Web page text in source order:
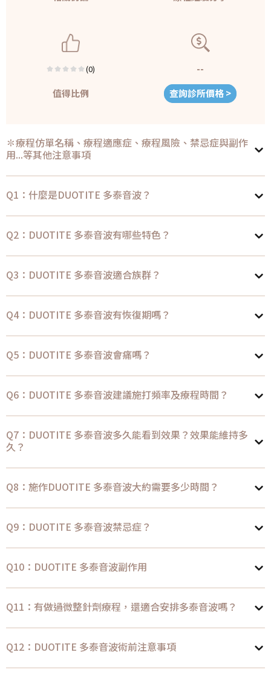
(0)
值得比例
--
查詢診所價格 >
✽療程仿單名稱、療程適應症、療程風險、禁忌症與副作
用...等其他注意事項
Q1：什麼是DUOTITE 多泰音波？
Q2：DUOTITE 多泰音波有哪些特色？
Q3：DUOTITE 多泰音波適合族群？
Q4：DUOTITE 多泰音波有恢復期嗎？
Q5：DUOTITE 多泰音波會痛嗎？
Q6：DUOTITE 多泰音波建議施打頻率及療程時間？
Q7：DUOTITE 多泰音波多久能看到效果？效果能維持多
久？
Q8：施作DUOTITE 多泰音波大約需要多少時間？
Q9：DUOTITE 多泰音波禁忌症？
Q10：DUOTITE 多泰音波副作用
Q11：有做過微整針劑療程，還適合安排多泰音波嗎？
Q12：DUOTITE 多泰音波術前注意事項